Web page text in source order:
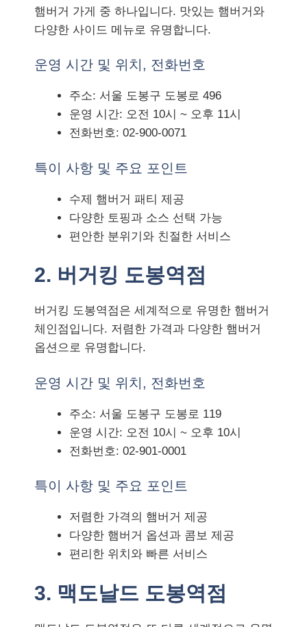
햄버거 가게 중 하나입니다. 맛있는 햄버거와
다양한 사이드 메뉴로 유명합니다.
운영 시간 및 위치, 전화번호
주소: 서울 도봉구 도봉로 496
운영 시간: 오전 10시 ~ 오후 11시
전화번호: 02-900-0071
특이 사항 및 주요 포인트
수제 햄버거 패티 제공
다양한 토핑과 소스 선택 가능
편안한 분위기와 친절한 서비스
2. 버거킹 도봉역점
버거킹 도봉역점은 세계적으로 유명한 햄버거
체인점입니다. 저렴한 가격과 다양한 햄버거
옵션으로 유명합니다.
운영 시간 및 위치, 전화번호
주소: 서울 도봉구 도봉로 119
운영 시간: 오전 10시 ~ 오후 10시
전화번호: 02-901-0001
특이 사항 및 주요 포인트
저렴한 가격의 햄버거 제공
다양한 햄버거 옵션과 콤보 제공
편리한 위치와 빠른 서비스
3. 맥도날드 도봉역점